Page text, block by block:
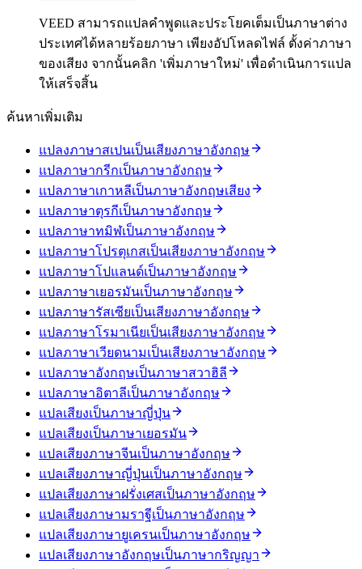
VEED สามารถแปลคำพูดและประโยคเต็มเป็นภาษาต่าง
ประเทศได้หลายร้อยภาษา เพียงอัปโหลดไฟล์ ตั้งค่าภาษา
ของเสียง จากนั้นคลิก 'เพิ่มภาษาใหม่' เพื่อดำเนินการแปล
ให้เสร็จสิ้น
ค้นหาเพิ่มเติม
แปลงภาษาสเปนเป็นเสียงภาษาอังกฤษ
แปลภาษากรีกเป็นภาษาอังกฤษ
แปลภาษาเกาหลีเป็นภาษาอังกฤษเสียง
แปลภาษาตุรกีเป็นภาษาอังกฤษ
แปลภาษาทมิฬเป็นภาษาอังกฤษ
แปลภาษาโปรตุเกสเป็นเสียงภาษาอังกฤษ
แปลภาษาโปแลนด์เป็นภาษาอังกฤษ
แปลภาษาเยอรมันเป็นภาษาอังกฤษ
แปลภาษารัสเซียเป็นเสียงภาษาอังกฤษ
แปลภาษาโรมาเนียเป็นเสียงภาษาอังกฤษ
แปลภาษาเวียดนามเป็นเสียงภาษาอังกฤษ
แปลภาษาอังกฤษเป็นภาษาสวาฮิลี
แปลภาษาอิตาลีเป็นภาษาอังกฤษ
แปลเสียงเป็นภาษาญี่ปุ่น
แปลเสียงเป็นภาษาเยอรมัน
แปลเสียงภาษาจีนเป็นภาษาอังกฤษ
แปลเสียงภาษาญี่ปุ่นเป็นภาษาอังกฤษ
แปลเสียงภาษาฝรั่งเศสเป็นภาษาอังกฤษ
แปลเสียงภาษามราฐีเป็นภาษาอังกฤษ
แปลเสียงภาษายูเครนเป็นภาษาอังกฤษ
แปลเสียงภาษาอังกฤษเป็นภาษากริญญา